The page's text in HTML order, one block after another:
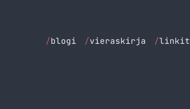
/blogi /vieraskirja /linkit